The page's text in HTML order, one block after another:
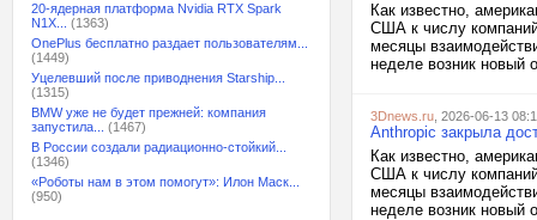
20-ядерная платформа Nvidia RTX Spark
N1X...
(1363)
OnePlus бесплатно раздает пользователям...
(1449)
Уцелевший после приводнения Starship...
(1315)
BMW уже не будет прежней: компания
запустила...
(1467)
В России создали радиационно-стойкий...
(1346)
«Роботы нам в этом помогут»: Илон Маск...
(950)
Как известно,
США к числу
месяцы
неделе возник новый
3Dnews.ru , 2026-06-13
Anthropic закрыла
Как известно,
США к числу
месяцы
неделе возник новый